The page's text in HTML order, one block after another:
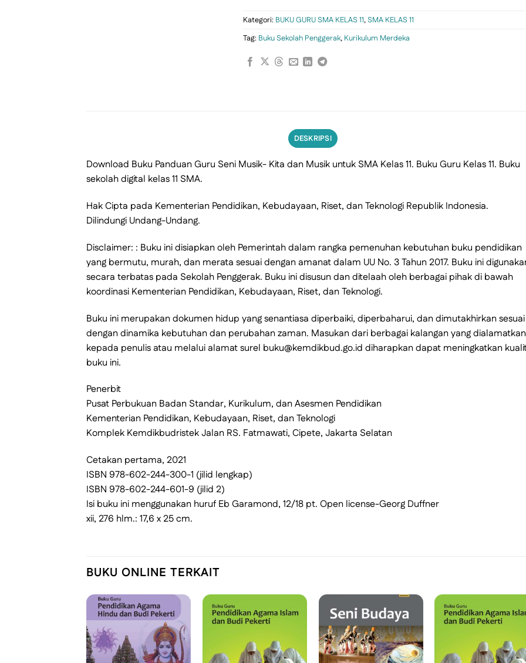
Kategori: BUKU GURU SMA KELAS 11,SMA KELAS 11
Tag: Buku Sekolah Penggerak, Kurikulum Merdeka
DESKRIPSI
Download Buku Panduan Guru Seni Musik- Kita dan Musik untuk SMA Kelas 11. Buku Guru Kelas 11. Buku
sekolah digital kelas 11 SMA.
Hak Cipta pada Kementerian Pendidikan, Kebudayaan, Riset, dan Teknologi Republik Indonesia.
Dilindungi Undang-Undang.
Disclaimer: : Buku ini disiapkan oleh Pemerintah dalam rangka pemenuhan kebutuhan buku pendidikan
yang bermutu, murah, dan merata sesuai dengan amanat dalam UU No. 3 Tahun 2017. Buku ini
secara terbatas pada Sekolah Penggerak. Buku ini disusun dan ditelaah oleh berbagai pihak di bawah
koordinasi Kementerian Pendidikan, Kebudayaan, Riset, dan Teknologi.
Buku ini merupakan dokumen hidup yang senantiasa diperbaiki, diperbaharui, dan dimutakhirkan sesuai
dengan dinamika kebutuhan dan perubahan zaman. Masukan dari berbagai kalangan yang dialamatkan
kepada penulis atau melalui alamat surel buku@kemdikbud.go.id diharapkan dapat meningkatkan
buku ini.
Penerbit
Pusat Perbukuan Badan Standar, Kurikulum, dan Asesmen Pendidikan
Kementerian Pendidikan, Kebudayaan, Riset, dan Teknologi
Komplek Kemdikbudristek Jalan RS. Fatmawati, Cipete, Jakarta Selatan
Cetakan pertama, 2021
ISBN 978-602-244-300-1 (jilid lengkap)
ISBN 978-602-244-601-9 (jilid 2)
Isi buku ini menggunakan huruf Eb Garamond, 12/18 pt. Open license-Georg Duffner
xii, 276 hlm.: 17,6 x 25 cm.
BUKU ONLINE TERKAIT